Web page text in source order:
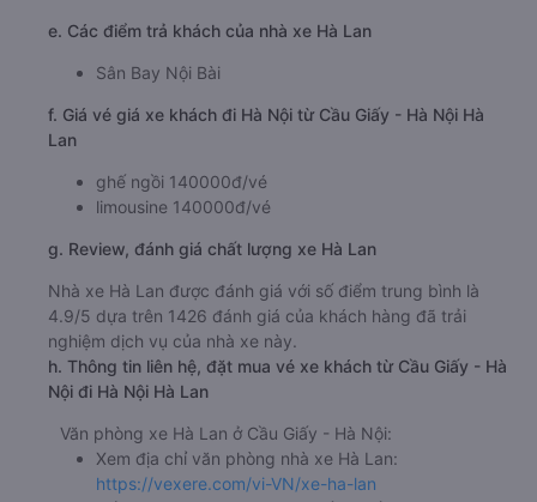
e. Các điểm trả khách của nhà xe Hà Lan
Sân Bay Nội Bài
f. Giá vé giá xe khách đi Hà Nội từ Cầu Giấy - Hà Nội Hà
Lan
ghế ngồi 140000đ/vé
limousine 140000đ/vé
g. Review, đánh giá chất lượng xe Hà Lan
Nhà xe Hà Lan được đánh giá với số điểm trung bình là
4.9/5 dựa trên 1426 đánh giá của khách hàng đã trải
nghiệm dịch vụ của nhà xe này.
h. Thông tin liên hệ, đặt mua vé xe khách từ Cầu Giấy - Hà
Nội đi Hà Nội Hà Lan
Văn phòng xe Hà Lan ở Cầu Giấy - Hà Nội:
Xem địa chỉ văn phòng nhà xe Hà Lan:
https://vexere.com/vi-VN/xe-ha-lan